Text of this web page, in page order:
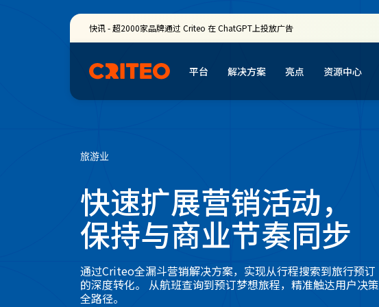
快讯 - 超2000家品牌通过 Criteo 在 ChatGPT上投放广告
平台 解决方案 亮点 资源中心
旅游业
快速扩展营销活动，
保持与商业节奏同步
通过Criteo全漏斗营销解决方案，实现从行程搜索到旅行预订
的深度转化。 从航班查询到预订梦想旅程，精准触达用户决策
全路径。